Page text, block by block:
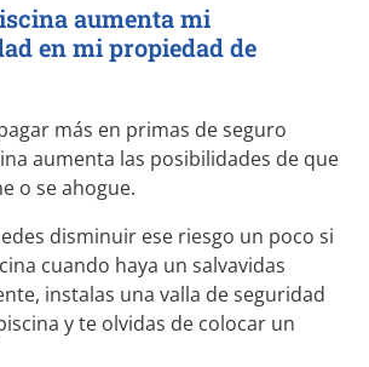
aumenta mi
en mi propiedad de
más en primas de seguro
aumenta las posibilidades de que
o se ahogue.
disminuir ese riesgo un poco si
cuando haya un salvavidas
instalas una valla de seguridad
y te olvidas de colocar un